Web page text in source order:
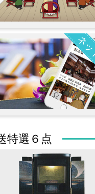
ネ
特選６点